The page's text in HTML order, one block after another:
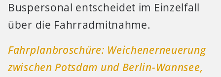
Buspersonal entscheidet im Einzelfall
über die Fahrradmitnahme.
Fahrplanbroschüre: Weichenerneuerung
zwischen Potsdam und Berlin-Wannsee,